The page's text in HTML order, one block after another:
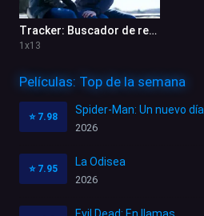
Tracker: Buscador de recompensas 1x13
1 x13
Películas: Top de la semana
⭐ 7.98
Spider-Man: Un nuevo día
2026
⭐ 7.95
La Odisea
2026
Evil Dead: En llamas